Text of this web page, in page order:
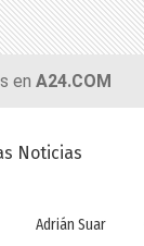
en A24.COM
Noticias
Adrián Suar